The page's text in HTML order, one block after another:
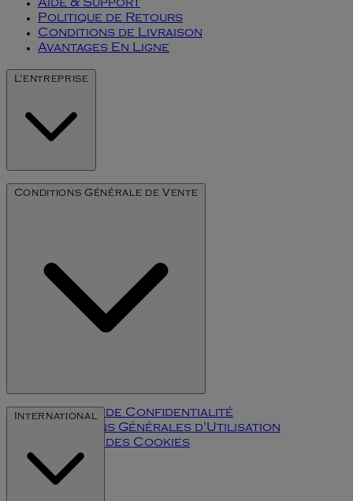
Aide & Support
Politique de Retours
Conditions de Livraison
Avantages En Ligne
L'entreprise
Notre Histoire
Conditions Générale de Vente
Politique de Confidentialité
Conditions Générales d'Utilisation
Politique des Cookies
Klarna
International